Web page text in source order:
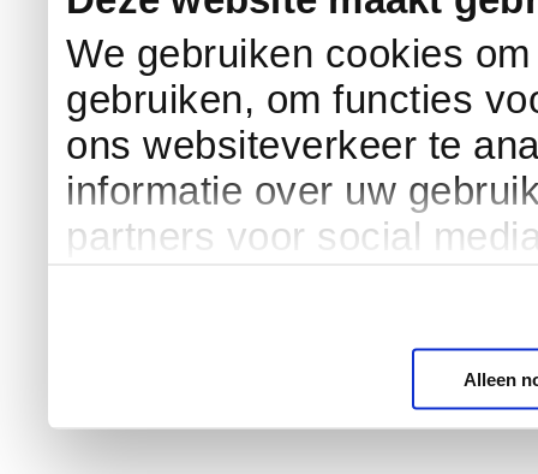
We gebruiken cookies
gebruiken, om functies
ons websiteverkeer te
informatie over uw
partners voor social
Alleen